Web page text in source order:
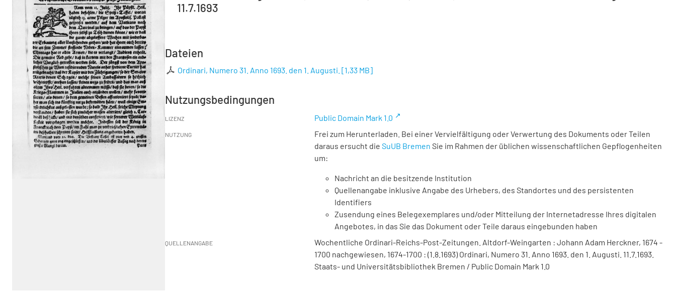
11.7.1693
Dateien
Ordinari, Numero 31. Anno 1693. den 1. Augusti. [1,33 MB]
Nutzungsbedingungen
LIZENZ Public Domain Mark 1.0
NUTZUNG
Frei zum Herunterladen. Bei einer Vervielfältigung oder Verwertung des Dokuments oder Teilen
daraus ersucht die SuUB Bremen Sie im Rahmen der üblichen wissenschaftlichen Gepflogenheiten
um:
Nachricht an die besitzende Institution
Quellenangabe inklusive Angabe des Urhebers, des Standortes und des persistenten
Identifiers
Zusendung eines Belegexemplares und/oder Mitteilung der Internetadresse Ihres digitalen
Angebotes, in das Sie das Dokument oder Teile daraus eingebunden haben
QUELLENANGABE
Wochentliche Ordinari-Reichs-Post-Zeitungen. Altdorf-Weingarten : Johann Adam Herckner, 1674 -
1700 nachgewiesen, 1674-1700 : (1.8.1693) Ordinari, Numero 31. Anno 1693. den 1. Augusti. 11.7.1693.
Staats- und Universitätsbibliothek Bremen / Public Domain Mark 1.0